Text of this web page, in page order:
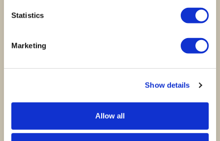
Statistics
Marketing
Show details
Allow all
Gastronómica
Harmonização de
580,00€
Ver opções
Harmonização de
Bebidas sem Álcool
305,00€
Ver opções